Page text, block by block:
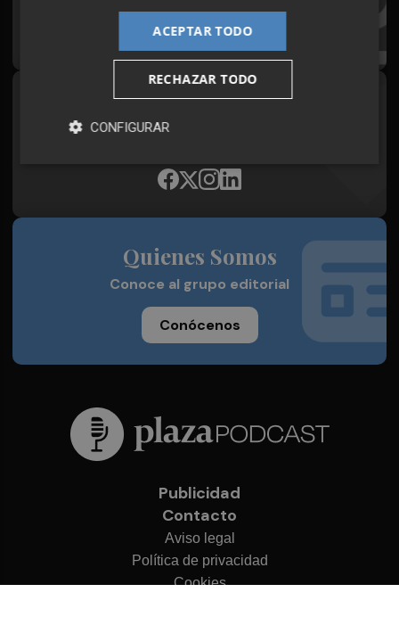
¡Quiero suscribirme!
Síguenos en redes
Plaza Podcast, desde cualquier medio
Quienes Somos
Conoce al grupo editorial
Conócenos
Publicidad
Contacto
Aviso legal
Política de privacidad
Cookies
ACEPTAR TODO
RECHAZAR TODO
CONFIGURAR